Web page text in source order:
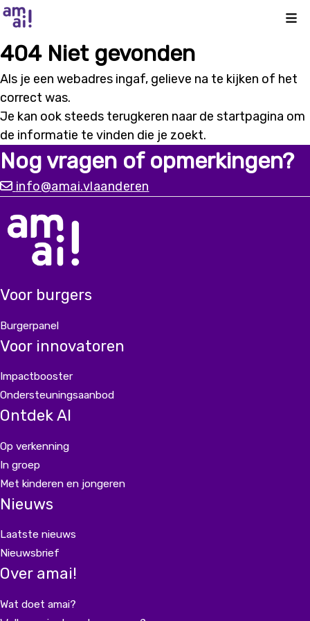
404 Niet gevonden
Als je een webadres ingaf, gelieve na te kijken of het
correct was.
Je kan ook steeds terugkeren naar de startpagina om
de informatie te vinden die je zoekt.
Nog vragen of opmerkingen?
info@amai.vlaanderen
Voor burgers
Burgerpanel
Voor innovatoren
Impactbooster
Ondersteuningsaanbod
Ontdek AI
Op verkenning
In groep
Met kinderen en jongeren
Nieuws
Laatste nieuws
Nieuwsbrief
Over amai!
Wat doet amai?